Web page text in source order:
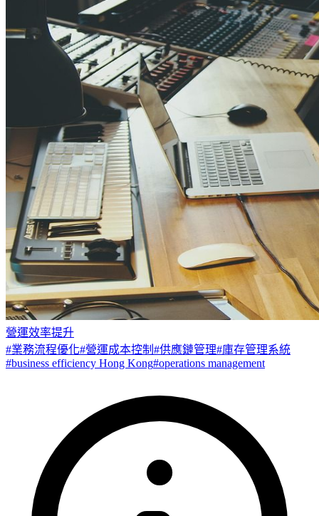
營運效率提升
#業務流程優化#營運成本控制 #供應鏈管理#庫存管理系統
#business efficiency Hong Kong#operations management